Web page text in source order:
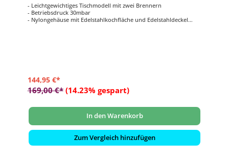
- Leichtgewichtiges Tischmodell mit zwei Brennern
- Betriebsdruck 30mbar
- Nylongehäuse mit Edelstahlkochfläche und Edelstahldeckel
144,95 €*
169,00 €* (14.23% gespart)
In den Warenkorb
Zum Vergleich hinzufügen